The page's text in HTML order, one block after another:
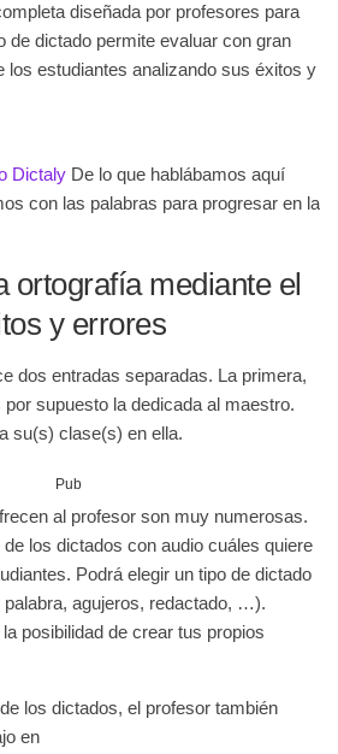
diseñada por profesores para
de dictado permite evaluar con gran
los estudiantes analizando sus éxitos y
Dictaly De lo que hablábamos aquí
con las palabras para progresar en la
ortografía mediante el
y errores
dos entradas separadas. La primera,
supuesto la dedicada al maestro.
su(s) clase(s) en ella.
Pub
al profesor son muy numerosas.
los dictados con audio cuáles quiere
Podrá elegir un tipo de dictado
palabra, agujeros, redactado, …).
posibilidad de crear tus propios
los dictados, el profesor también
en